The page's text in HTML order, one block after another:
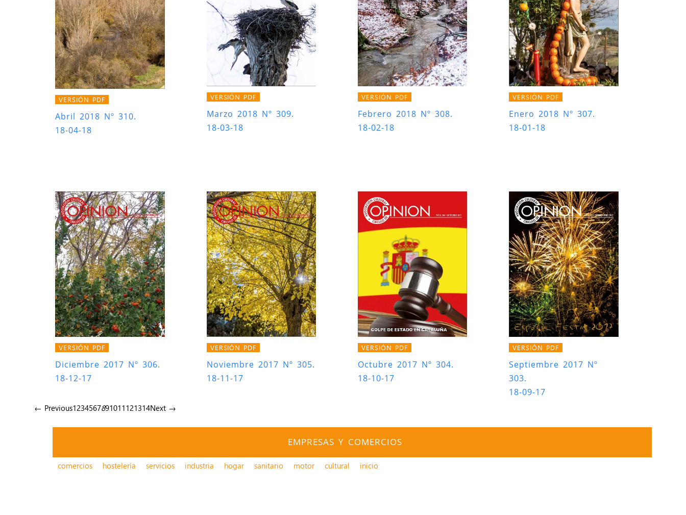
VERSIÓN PDF
Abril 2018 Nº 310.
18-04-18
VERSIÓN PDF
Marzo 2018 Nº 309.
18-03-18
VERSIÓN PDF
Febrero 2018 Nº 308.
18-02-18
VERSIÓN PDF
Enero 2018 Nº 307.
18-01-18
VERSIÓN PDF
Diciembre 2017 Nº 306.
18-12-17
VERSIÓN PDF
Noviembre 2017 Nº 305.
18-11-17
VERSIÓN PDF
Octubre 2017 Nº 304.
18-10-17
VERSIÓN PDF
Septiembre 2017 Nº
303.
18-09-17
← Previous1234567891011121314Next →
EMPRESAS Y COMERCIOS
comercios hostelería servicios industria hogar sanitario motor cultural inicio